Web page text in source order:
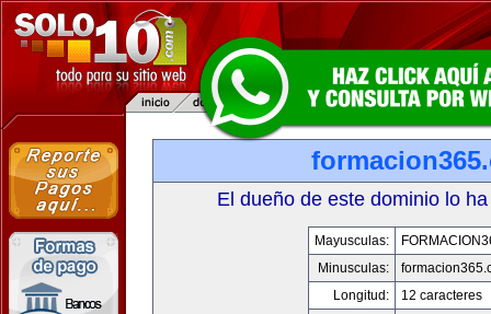
El dueño de este dominio lo
Mayusculas:
Minusculas:
Longitud:
12 caracteres